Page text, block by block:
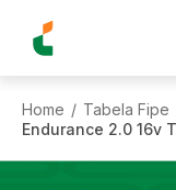
Home / Tabela Fipe
Endurance 2.0 16v